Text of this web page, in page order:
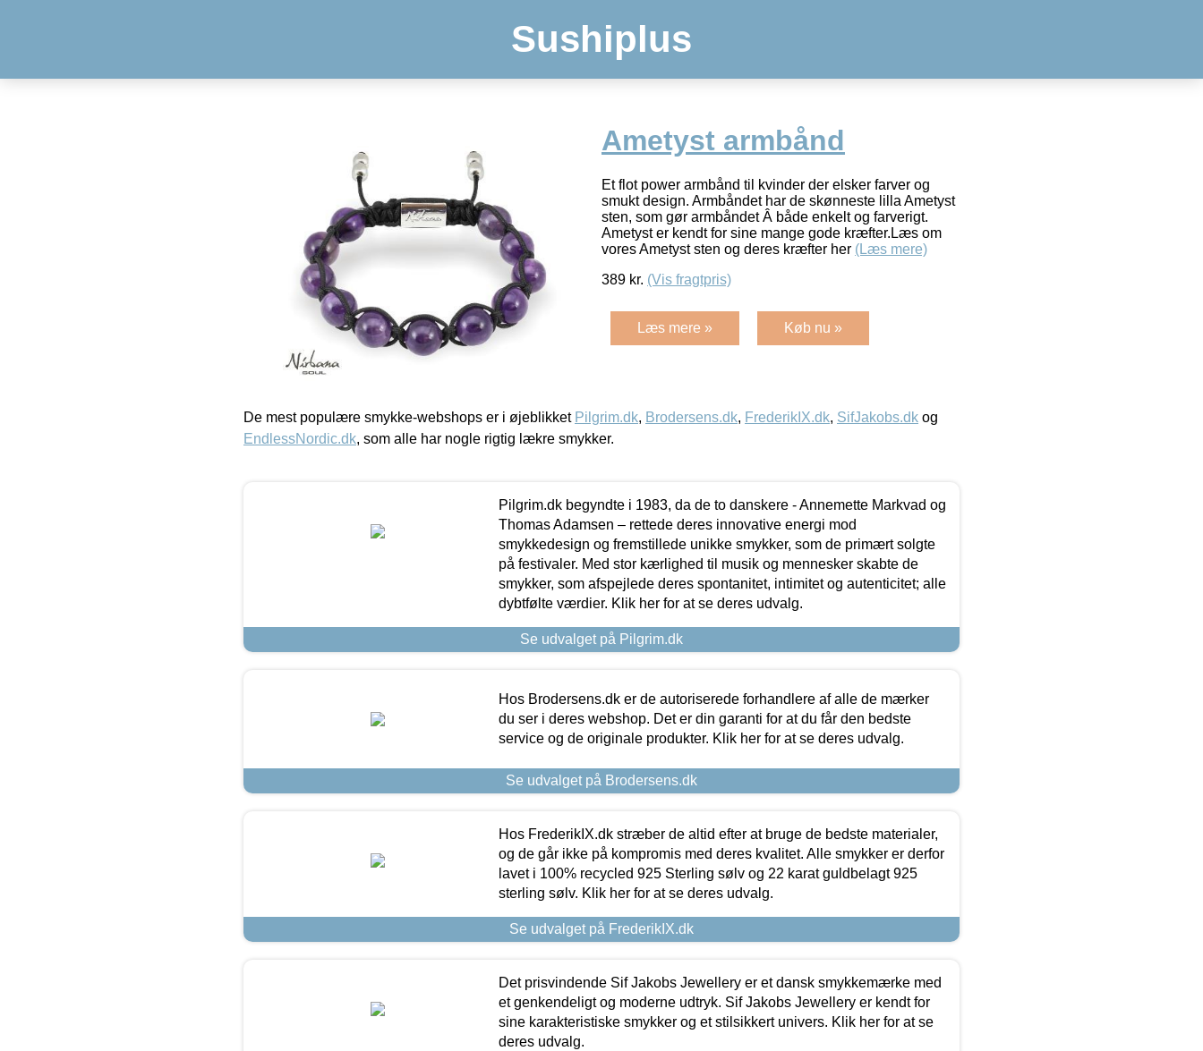
Sushiplus
Ametyst armbånd
Et flot power armbånd til kvinder der elsker farver og
smukt design. Armbåndet har de skønneste lilla Ametyst
sten, som gør armbåndet Â både enkelt og farverigt.
Ametyst er kendt for sine mange gode kræfter.Læs om
vores Ametyst sten og deres kræfter her (Læs mere)
389 kr. (Vis fragtpris)
Læs mere » Køb nu »
De mest populære smykke-webshops er i øjeblikket Pilgrim.dk, Brodersens.dk, FrederikIX.dk, SifJakobs.dk og
EndlessNordic.dk, som alle har nogle rigtig lækre smykker.
Pilgrim.dk begyndte i 1983, da de to danskere - Annemette Markvad og
Thomas Adamsen – rettede deres innovative energi mod
smykkedesign og fremstillede unikke smykker, som de primært solgte
på festivaler. Med stor kærlighed til musik og mennesker skabte de
smykker, som afspejlede deres spontanitet, intimitet og autenticitet; alle
dybtfølte værdier. Klik her for at se deres udvalg.
Se udvalget på Pilgrim.dk
Hos Brodersens.dk er de autoriserede forhandlere af alle de mærker
du ser i deres webshop. Det er din garanti for at du får den bedste
service og de originale produkter. Klik her for at se deres udvalg.
Se udvalget på Brodersens.dk
Hos FrederikIX.dk stræber de altid efter at bruge de bedste materialer,
og de går ikke på kompromis med deres kvalitet. Alle smykker er derfor
lavet i 100% recycled 925 Sterling sølv og 22 karat guldbelagt 925
sterling sølv. Klik her for at se deres udvalg.
Se udvalget på FrederikIX.dk
Det prisvindende Sif Jakobs Jewellery er et dansk smykkemærke med
et genkendeligt og moderne udtryk. Sif Jakobs Jewellery er kendt for
sine karakteristiske smykker og et stilsikkert univers. Klik her for at se
deres udvalg.